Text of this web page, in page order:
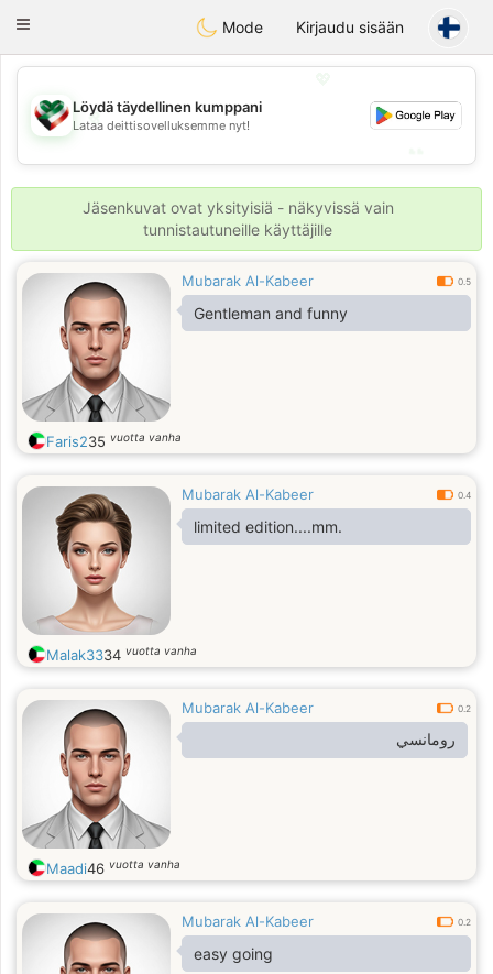
Kuwait Chat
Toggle
Mode Kirjaudu sisään
💖
💕
Löydä täydellinen kumppani
Lataa deittisovelluksemme nyt!
Jäsenkuvat ovat yksityisiä - näkyvissä vain
tunnistautuneille käyttäjille
Mubarak Al-Kabeer 0.5
Gentleman and funny
Faris235 vuotta vanha
Mubarak Al-Kabeer 0.4
limited edition....mm.
Malak3334 vuotta vanha
Mubarak Al-Kabeer 0.2
رومانسي
Maadi46 vuotta vanha
Mubarak Al-Kabeer 0.2
easy going